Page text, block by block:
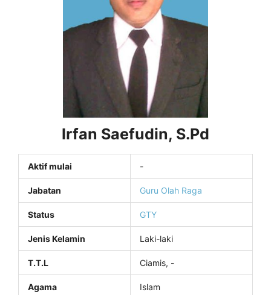
Irfan Saefudin, S.Pd
Aktif mulai -
Jabatan Guru Olah Raga
Status GTY
Jenis Kelamin Laki-laki
T.T.L Ciamis, -
Agama Islam